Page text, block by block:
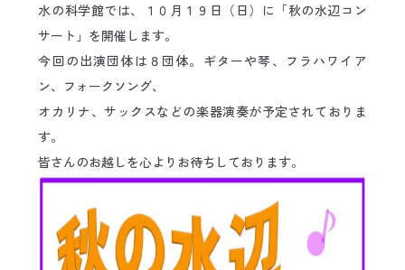
日本語 ENGLISH 中文 한국어
水の科学館では、１０月１９日（日）に「秋の水辺コン
サート」を開催します。
今回の出演団体は８団体。ギターや琴、フラハワイア
ン、フォークソング、
オカリナ、サックスなどの楽器演奏が予定されておりま
す。
皆さんのお越しを心よりお待ちしております。